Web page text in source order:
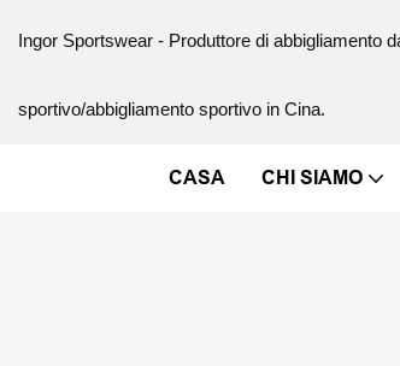
Ingor Sportswear - Produttore di abbigliamento
sportivo/abbigliamento sportivo in Cina.
CASA CHI SIAMO